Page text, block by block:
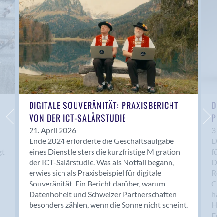
Anwil
Appenzell
Au SG
Baar
Baden
Balsthal
Balzers
Basel
Bassersdorf
Belp
Bendern
Benken (SG)
Bergdietikon
Berlin
Bern
Bern - Liebefeld
DIGITALE SOUVERÄNITÄT: PRAXISBERICHT
VON DER ICT-SALÄRSTUDIE
21. April 2026:
Ende 2024 erforderte die Geschäftsaufgabe
eines Dienstleisters die kurzfristige Migration
der ICT-Salärstudie. Was als Notfall begann,
erwies sich als Praxisbeispiel für digitale
Souveränität. Ein Bericht darüber, warum
Datenhoheit und Schweizer Partnerschaften
besonders zählen, wenn die Sonne nicht scheint.